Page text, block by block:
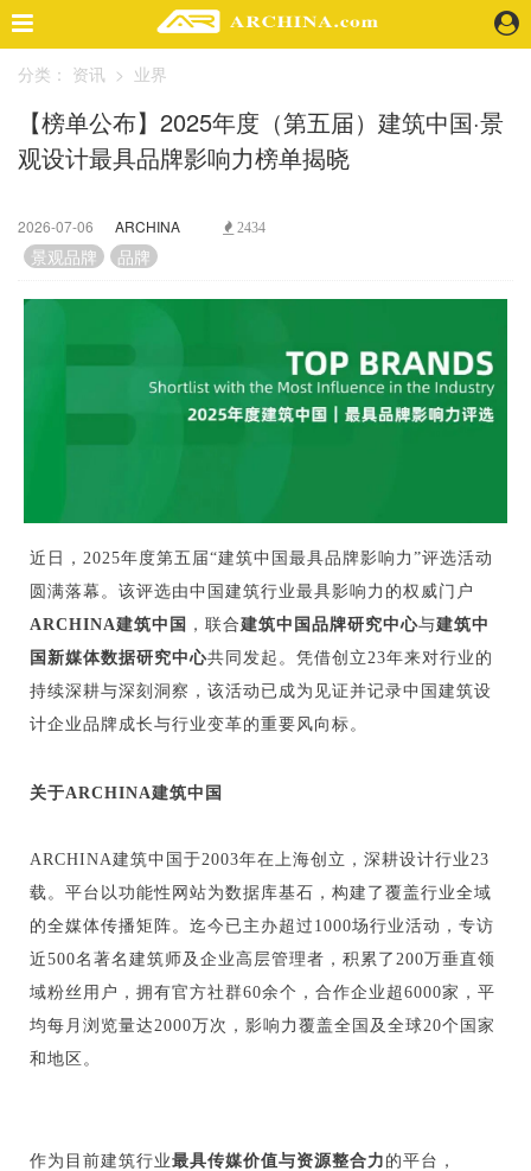
精选案例
建 筑
景 观
视 频
头条资讯
企业招聘
企业会员
关于投稿
广告投放
联系我们
分类： 资讯 > 业界
【榜单公布】2025年度（第五届）建筑中国·景
观设计最具品牌影响力榜单揭晓
2026-07-06 ARCHINA 2434
景观品牌 品牌
近日，2025年度第五届“建筑中国最具品牌影响力”评选活动
圆满落幕。该评选由中国建筑行业最具影响力的权威门户
ARCHINA建筑中国 ，联合建筑中国品牌研究中心与建筑中
国新媒体数据研究中心共同发起。凭借创立23年来对行业的
持续深耕与深刻洞察，该活动已成为见证并记录中国建筑设
计企业品牌成长与行业变革的重要风向标。
关于ARCHINA建筑中国
ARCHINA建筑中国于2003年在上海创立，深耕设计行业23
载。平台以功能性网站为数据库基石，构建了覆盖行业全域
的全媒体传播矩阵。迄今已主办超过1000场行业活动，专访
近500名著名建筑师及企业高层管理者，积累了200万垂直领
域粉丝用户，拥有官方社群60余个，合作企业超6000家，平
均每月浏览量达2000万次，影响力覆盖全国及全球20个国家
和地区。
作为目前建筑行业最具传媒价值与资源整合力 的平台，